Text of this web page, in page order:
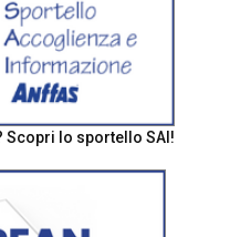
lo sportello SAI!